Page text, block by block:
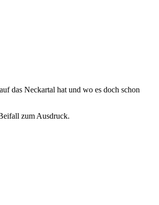
das Neckartal hat und wo es doch schon
zum Ausdruck.